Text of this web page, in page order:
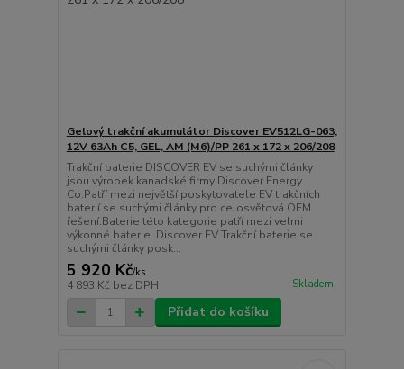
Gelový trakční akumulátor Discover EV512LG-063,
12V 63Ah C5, GEL, AM (M6)/PP 261 x 172 x 206/208
Trakční baterie DISCOVER EV se suchými články
jsou výrobek kanadské firmy Discover Energy
Co.Patří mezi největší poskytovatele EV trakčních
baterií se suchými články pro celosvětová OEM
řešení.Baterie této kategorie patří mezi velmi
výkonné baterie. Discover EV Trakční baterie se
suchými články posk...
5 920 Kč/ks
4 893 Kč bez DPH Skladem
Přidat do košíku